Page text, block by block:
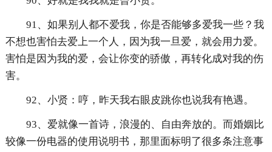
91、如果别人都不爱我，你是否能够多爱我一些？我
不想也害怕去爱上一个人，因为我一旦爱，就会用力爱。
害怕是因为我的爱，会让你变的骄傲，再转化成对我的伤
害。
92、小贤：哼，昨天我右眼皮跳你也说我有艳遇。
93、爱就像一首诗，浪漫的、自由奔放的。而婚姻比
较像一份电器的使用说明书，那里面标明了很多条注意事